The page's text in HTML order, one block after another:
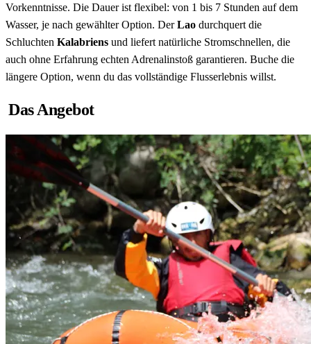
Vorkenntnisse. Die Dauer ist flexibel: von 1 bis 7 Stunden auf dem
Wasser, je nach gewählter Option. DerLao durchquert die
Schluchten Kalabriens und liefert natürliche Stromschnellen, die
auch ohne Erfahrung echten Adrenalinstoß garantieren. Buche die
längere Option, wenn du das vollständige Flusserlebnis willst.
Das Angebot